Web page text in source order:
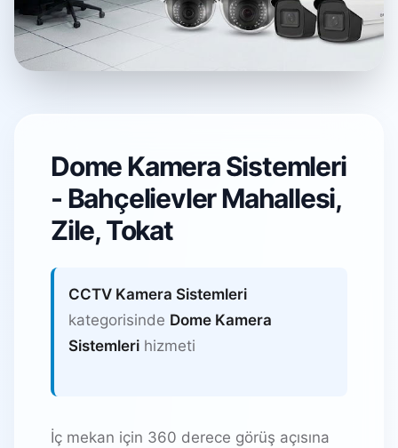
Sistemleri
Bahçelievler Mahallesi, Zile /
Tokat
Dome Kamera Sistemleri
- Bahçelievler Mahallesi,
Zile, Tokat
CCTV Kamera Sistemleri
kategorisinde Dome Kamera
Sistemleri hizmeti
İç mekan için 360 derece görüş açısına